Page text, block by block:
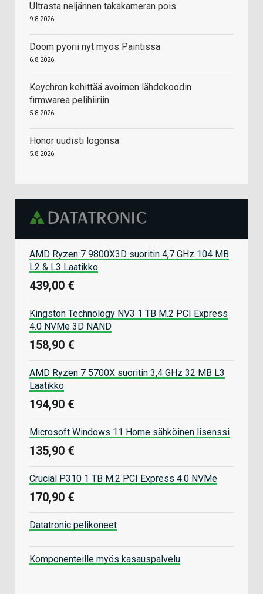
Ultrasta neljännen takakameran pois
9.8.2026
Doom pyörii nyt myös Paintissa
6.8.2026
Keychron kehittää avoimen lähdekoodin
firmwarea pelihiiriin
5.8.2026
Honor uudisti logonsa
5.8.2026
AMD Ryzen 7 9800X3D suoritin 4,7 GHz 104 MB
L2 & L3 Laatikko
439,00 €
Kingston Technology NV3 1 TB M.2 PCI Express
4.0 NVMe 3D NAND
158,90 €
AMD Ryzen 7 5700X suoritin 3,4 GHz 32 MB L3
Laatikko
194,90 €
Microsoft Windows 11 Home sähköinen lisenssi
135,90 €
Crucial P310 1 TB M.2 PCI Express 4.0 NVMe
170,90 €
Datatronic pelikoneet
Komponenteille myös kasauspalvelu